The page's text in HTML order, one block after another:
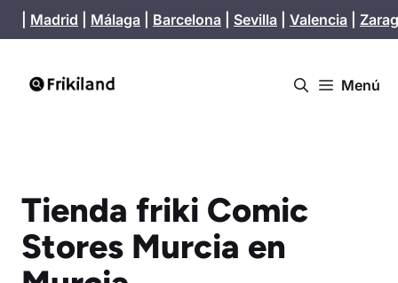
Saltar
al
Madrid Málaga Barcelona Sevilla Valencia
Menú
Tienda friki Comic
Stores Murcia en